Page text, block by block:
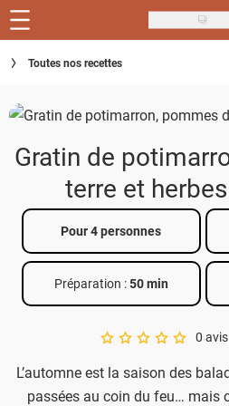
Skip
to
main
Recettes
Inspirations
Menu de la semaine
Actus
Téléchargez l'app Saveurs Recettes
Index des recettes
Toutes nos recettes
Gratin de
terre et
Pour 4 personnes
Préparation :50 min
A star rating of 0 out
0 avis
L’automne est la saison des
passées au coin du feu… mais